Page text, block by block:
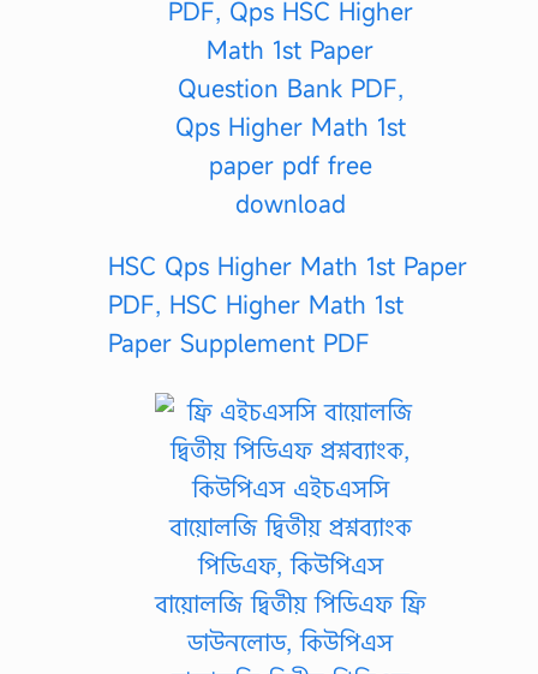
HSC Qps Higher Math 1st Paper
PDF, HSC Higher Math 1st
Paper Supplement PDF